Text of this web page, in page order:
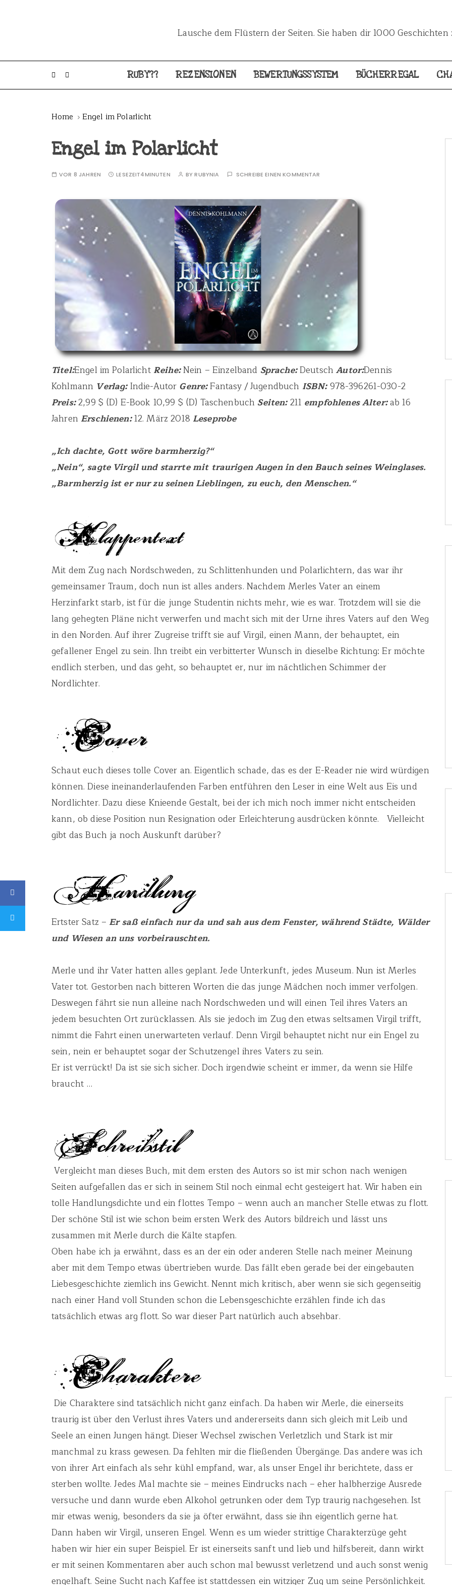
Lausche dem Flüstern der Seiten. Sie haben dir 1000 Geschichten
RUBY?? REZENSIONEN BEWERTUNGSSYSTEM BÜCHERREGAL
Home Engel im Polarlicht
Engel im Polarlicht
VOR 8 JAHREN LESEZEIT4MINUTEN BYRUBYNIA SCHREIBE EINEN KOMMENTAR
Titel:Engel im Polarlicht Reihe:Nein – Einzelband Sprache:DeutschAutor:Dennis
Kohlmann Verlag:Indie-Autor Genre:Fantasy / Jugendbuch ISBN:978-396261-030-2
Preis:2,99 $ (D) E-Book 10,99 $ (D) Taschenbuch Seiten:211 empfohlenes Alter:ab 16
Jahren Erschienen:12. März 2018 Leseprobe
„Ich dachte, Gott wöre barmherzig?“
„Nein“, sagte Virgil und starrte mit traurigen Augen in den Bauch seines Weinglases.
„Barmherzig ist er nur zu seinen Lieblingen, zu euch, den Menschen.“
Mit dem Zug nach Nordschweden, zu Schlittenhunden und Polarlichtern, das war ihr
gemeinsamer Traum, doch nun ist alles anders. Nachdem Merles Vater an einem
Herzinfarkt starb, ist für die junge Studentin nichts mehr, wie es war. Trotzdem will sie die
lang gehegten Pläne nicht verwerfen und macht sich mit der Urne ihres Vaters auf den Weg
in den Norden. Auf ihrer Zugreise trifft sie auf Virgil, einen Mann, der behauptet, ein
gefallener Engel zu sein. Ihn treibt ein verbitterter Wunsch in dieselbe Richtung: Er möchte
endlich sterben, und das geht, so behauptet er, nur im nächtlichen Schimmer der
Nordlichter.
Schaut euch dieses tolle Cover an. Eigentlich schade, das es der E-Reader nie wird würdigen
können. Diese ineinanderlaufenden Farben entführen den Leser in eine Welt aus Eis und
Nordlichter. Dazu diese Knieende Gestalt, bei der ich mich noch immer nicht entscheiden
kann, ob diese Position nun Resignation oder Erleichterung ausdrücken könnte. Vielleicht
gibt das Buch ja noch Auskunft darüber?
Ertster Satz – Er saß einfach nur da und sah aus dem Fenster, während Städte, Wälder
und Wiesen an uns vorbeirauschten.
Merle und ihr Vater hatten alles geplant. Jede Unterkunft, jedes Museum. Nun ist Merles
Vater tot. Gestorben nach bitteren Worten die das junge Mädchen noch immer verfolgen.
Deswegen fährt sie nun alleine nach Nordschweden und will einen Teil ihres Vaters an
jedem besuchten Ort zurücklassen. Als sie jedoch im Zug den etwas seltsamen Virgil trifft,
nimmt die Fahrt einen unerwarteten verlauf. Denn Virgil behauptet nicht nur ein Engel zu
sein, nein er behauptet sogar der Schutzengel ihres Vaters zu sein.
Er ist verrückt! Da ist sie sich sicher. Doch irgendwie scheint er immer, da wenn sie Hilfe
braucht …
Vergleicht man dieses Buch, mit dem ersten des Autors so ist mir schon nach wenigen
Seiten aufgefallen das er sich in seinem Stil noch einmal echt gesteigert hat. Wir haben ein
tolle Handlungsdichte und ein flottes Tempo – wenn auch an mancher Stelle etwas zu flott.
Der schöne Stil ist wie schon beim ersten Werk des Autors bildreich und lässt uns
zusammen mit Merle durch die Kälte stapfen.
Oben habe ich ja erwähnt, dass es an der ein oder anderen Stelle nach meiner Meinung
aber mit dem Tempo etwas übertrieben wurde. Das fällt eben gerade bei der eingebauten
Liebesgeschichte ziemlich ins Gewicht. Nennt mich kritisch, aber wenn sie sich gegenseitig
nach einer Hand voll Stunden schon die Lebensgeschichte erzählen finde ich das
tatsächlich etwas arg flott. So war dieser Part natürlich auch absehbar.
Die Charaktere sind tatsächlich nicht ganz einfach. Da haben wir Merle, die einerseits
traurig ist über den Verlust ihres Vaters und andererseits dann sich gleich mit Leib und
Seele an einen Jungen hängt. Dieser Wechsel zwischen Verletzlich und Stark ist mir
manchmal zu krass gewesen. Da fehlten mir die fließenden Übergänge. Das andere was ich
von ihrer Art einfach als sehr kühl empfand, war, als unser Engel ihr berichtete, dass er
sterben wollte. Jedes Mal machte sie – meines Eindrucks nach – eher halbherzige Ausrede
versuche und dann wurde eben Alkohol getrunken oder dem Typ traurig nachgesehen. Ist
mir etwas wenig, besonders da sie ja öfter erwähnt, dass sie ihn eigentlich gerne hat.
Dann haben wir Virgil, unseren Engel. Wenn es um wieder strittige Charakterzüge geht
haben wir hier ein super Beispiel. Er ist einerseits sanft und lieb und hilfsbereit, dann wirkt
er mit seinen Kommentaren aber auch schon mal bewusst verletzend und auch sonst wenig
engelhaft. Seine Sucht nach Kaffee ist stattdessen ein witziger Zug um seine Persönlichkeit.